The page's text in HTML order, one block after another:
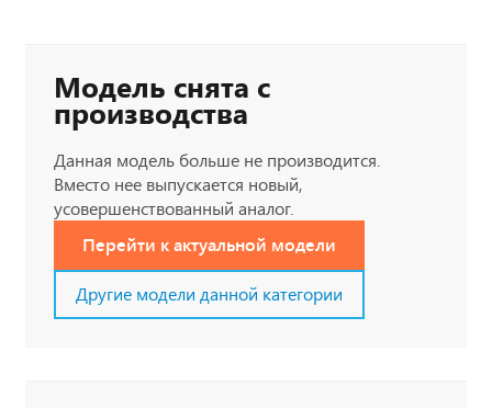
Модель снята с
производства
Данная модель больше не производится.
Вместо нее выпускается новый,
усовершенствованный аналог.
Перейти к актуальной модели
Другие модели данной категории